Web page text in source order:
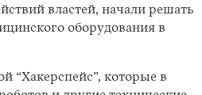
властей, начали решать
оборудования в
“Хакерспейс”, которые в